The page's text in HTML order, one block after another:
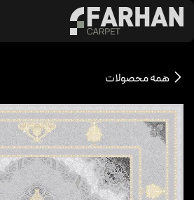
رد شدن به محتوا
همه محصولات